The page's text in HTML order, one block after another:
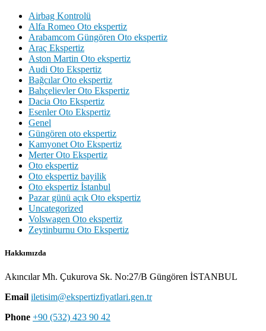
Airbag Kontrolü
Alfa Romeo Oto ekspertiz
Arabamcom Güngören Oto ekspertiz
Araç Ekspertiz
Aston Martin Oto ekspertiz
Audi Oto Ekspertiz
Bağcılar Oto ekspertiz
Bahçelievler Oto Ekspertiz
Dacia Oto Ekspertiz
Esenler Oto Ekspertiz
Genel
Güngören oto ekspertiz
Kamyonet Oto Ekspertiz
Merter Oto Ekspertiz
Oto ekspertiz
Oto ekspertiz bayilik
Oto ekspertiz İstanbul
Pazar günü açık Oto ekspertiz
Uncategorized
Volswagen Oto ekspertiz
Zeytinburnu Oto Ekspertiz
Hakkımızda
Akıncılar Mh. Çukurova Sk. No:27/B Güngören İSTANBUL
Email iletisim@ekspertizfiyatlari.gen.tr
Phone +90 (532) 423 90 42